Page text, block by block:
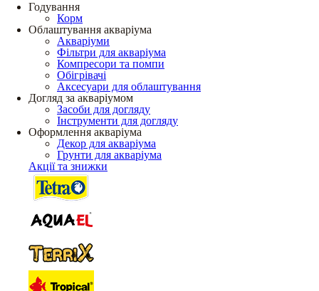
Годування
Корм
Облаштування акваріума
Акваріуми
Фільтри для акваріума
Компресори та помпи
Обігрівачі
Аксесуари для облаштування
Догляд за акваріумом
Засоби для догляду
Інструменти для догляду
Оформлення акваріума
Декор для акваріума
Грунти для акваріума
Акції та знижки